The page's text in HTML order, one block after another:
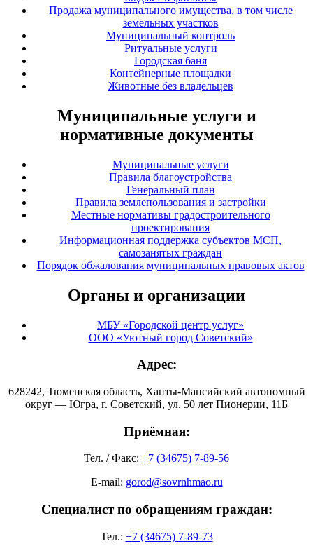
Продажа муниципального имущества, в том числе
земельных участков
Муниципальный контроль
Ритуальные услуги
Городская баня
Контейнерные площадки
Животные без владельцев
Муниципальные услуги и
нормативные документы
Муниципальные услуги
Правила благоустройства
Генеральный план
Правила землепользования и застройки
Местные нормативы градостроительного
проектирования
Информационная поддержка субъектов МСП,
самозанятых граждан
Порядок обжалования муниципальных правовых актов
Органы и организации
МБУ «Городской центр услуг»
ООО «Уютный город Советский»
Адрес:
628242, Тюменская область, Ханты-Мансийский автономный
округ — Югра, г. Советский, ул. 50 лет Пионерии, 11Б
Приёмная:
Тел. / Факс: +7 (34675) 7-89-56
E-mail: gorod@sovrnhmao.ru
Специалист по обращениям граждан:
Тел.: +7 (34675) 7-89-73